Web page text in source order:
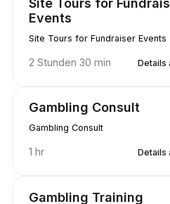
Events
Site Tours for Fundraiser Events
2 Stunden 30 min Details
Gambling Consult
Gambling Consult
1 hr Details
Gambling Training